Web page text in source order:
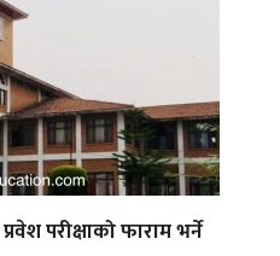
परीक्षाको फाराम भर्ने